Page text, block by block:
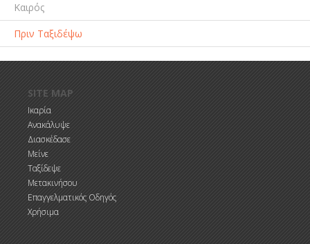
Καιρός
Πριν Ταξιδέψω
SITE MAP
Ικαρία
Ανακάλυψε
Διασκέδασε
Μείνε
Ταξίδεψε
Μετακινήσου
Επαγγελματικός Οδηγός
Χρήσιμα